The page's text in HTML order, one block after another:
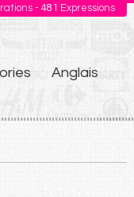
- 481 Expressions
Anglais